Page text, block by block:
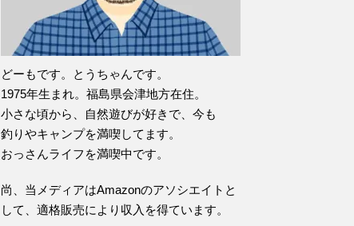
どーもです。とうちゃんです。
1975年生まれ。福島県会津地方在住。
小さな頃から、自然遊びが好きで、今も
釣りやキャンプを満喫してます。
おっさんライフを満喫中です。
尚、当メディアはAmazonのアソシエイトと
して、適格販売により収入を得ています。